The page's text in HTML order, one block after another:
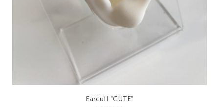
Earcuff "CUTE"